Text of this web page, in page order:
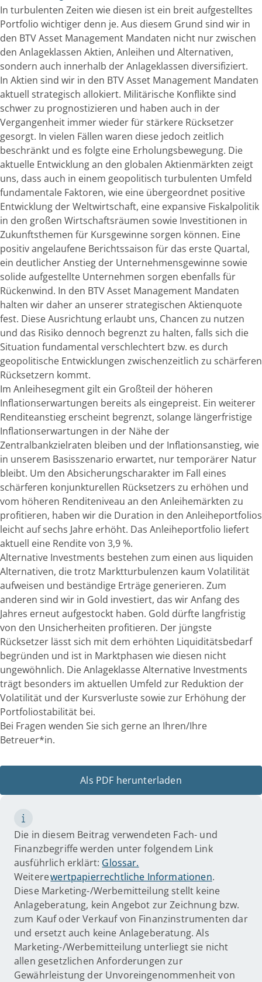
In turbulenten Zeiten wie diesen ist ein breit aufgestelltes
Portfolio wichtiger denn je. Aus diesem Grund sind wir in
den BTV Asset Management Mandaten nicht nur zwischen
den Anlageklassen Aktien, Anleihen und Alternativen,
sondern auch innerhalb der Anlageklassen diversifiziert.
In Aktien sind wir in den BTV Asset Management Mandaten
aktuell strategisch allokiert. Militärische Konflikte sind
schwer zu prognostizieren und haben auch in der
Vergangenheit immer wieder für stärkere Rücksetzer
gesorgt. In vielen Fällen waren diese jedoch zeitlich
beschränkt und es folgte eine Erholungsbewegung. Die
aktuelle Entwicklung an den globalen Aktienmärkten zeigt
uns, dass auch in einem geopolitisch turbulenten Umfeld
fundamentale Faktoren, wie eine übergeordnet positive
Entwicklung der Weltwirtschaft, eine expansive Fiskalpolitik
in den großen Wirtschaftsräumen sowie Investitionen in
Zukunftsthemen für Kursgewinne sorgen können. Eine
positiv angelaufene Berichtssaison für das erste Quartal,
ein deutlicher Anstieg der Unternehmensgewinne sowie
solide aufgestellte Unternehmen sorgen ebenfalls für
Rückenwind. In den BTV Asset Management Mandaten
halten wir daher an unserer strategischen Aktienquote
fest. Diese Ausrichtung erlaubt uns, Chancen zu nutzen
und das Risiko dennoch begrenzt zu halten, falls sich die
Situation fundamental verschlechtert bzw. es durch
geopolitische Entwicklungen zwischenzeitlich zu schärferen
Rücksetzern kommt.
Im Anleihesegment gilt ein Großteil der höheren
Inflationserwartungen bereits als eingepreist. Ein weiterer
Renditeanstieg erscheint begrenzt, solange längerfristige
Inflationserwartungen in der Nähe der
Zentralbankzielraten bleiben und der Inflationsanstieg, wie
in unserem Basisszenario erwartet, nur temporärer Natur
bleibt. Um den Absicherungscharakter im Fall eines
schärferen konjunkturellen Rücksetzers zu erhöhen und
vom höheren Renditeniveau an den Anleihemärkten zu
profitieren, haben wir die Duration in den Anleiheportfolios
leicht auf sechs Jahre erhöht. Das Anleiheportfolio liefert
aktuell eine Rendite von 3,9 %.
Alternative Investments bestehen zum einen aus liquiden
Alternativen, die trotz Marktturbulenzen kaum Volatilität
aufweisen und beständige Erträge generieren. Zum
anderen sind wir in Gold investiert, das wir Anfang des
Jahres erneut aufgestockt haben. Gold dürfte langfristig
von den Unsicherheiten profitieren. Der jüngste
Rücksetzer lässt sich mit dem erhöhten Liquiditätsbedarf
begründen und ist in Marktphasen wie diesen nicht
ungewöhnlich. Die Anlageklasse Alternative Investments
trägt besonders im aktuellen Umfeld zur Reduktion der
Volatilität und der Kursverluste sowie zur Erhöhung der
Portfoliostabilität bei.
Bei Fragen wenden Sie sich gerne an Ihren/Ihre
Betreuer*in.
Als PDF herunterladen
Die in diesem Beitrag verwendeten Fach- und
Finanzbegriffe werden unter folgendem Link
ausführlich erklärt: Glossar.
Weiterewertpapierrechtliche Informationen.
Diese Marketing-/Werbemitteilung stellt keine
Anlageberatung, kein Angebot zur Zeichnung bzw.
zum Kauf oder Verkauf von Finanzinstrumenten dar
und ersetzt auch keine Anlageberatung. Als
Marketing-/Werbemitteilung unterliegt sie nicht
allen gesetzlichen Anforderungen zur
Gewährleistung der Unvoreingenommenheit von